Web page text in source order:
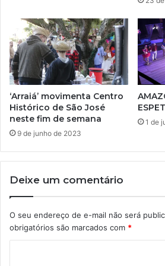
‘Arraiá’ movimenta Centro
Histórico de São José
neste fim de semana
9 de junho de 2023
1 de
Deixe um comentário
O seu endereço de e-mail não será
obrigatórios são marcados com *